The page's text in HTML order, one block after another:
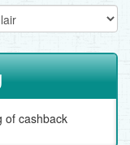
of cashback